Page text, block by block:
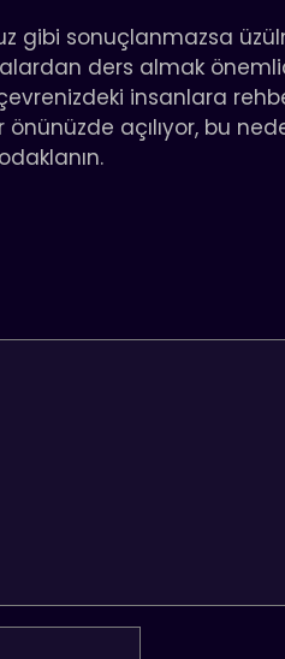
gibi sonuçlanmazsa
ders almak
insanlara
önünüzde açılıyor, bu